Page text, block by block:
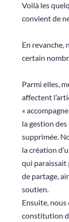
Voilà les
convient de
En revanche,
certain
Parmi elles,
affectent
«
la gestion
supprimée.
la création
qui
de partage,
soutien.
Ensuite,
constitution